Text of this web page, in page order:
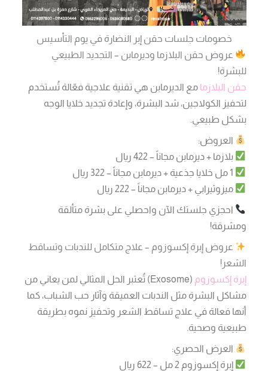
خصومات جلسات حقن إبر النضارة في يوم التأسيس
عروض حقن البلازما وديرمابن – التجديد الطبيعي
للبشرة!
حقن البلازمامع الديرمابن هي تقنية علاجية فعّالة تُستخدم
لتحفيز الكولاجين، شد البشرة، وإعادة تجديد خلايا الوجه
بشكل طبيعي.
العروض:
بلازما + ديرمابن مجاناً – 422 ريال
ميزوثيرابي + ديرمابن مجاناً – 222 ريال
احجزي جلستك الآن واحصلي على بشرة متألقة
ومشرقة!
عروض إبرة إكسوزوم – علاج متكامل للندبات وتساقط
الشعر!
إبرة إكسوزوم
(Exosome) تُعتبر الحل المثالي لمن يعاني من
مشاكل البشرة مثل الندبات العميقة وآثار حب الشباب، كما
أنها فعالة في علاج تساقط الشعر وتحفيز نموه بطريقة
طبيعية وصحية.
العرض الحصري:
إبرة إكسوزوم 2 مل – 622 ريال